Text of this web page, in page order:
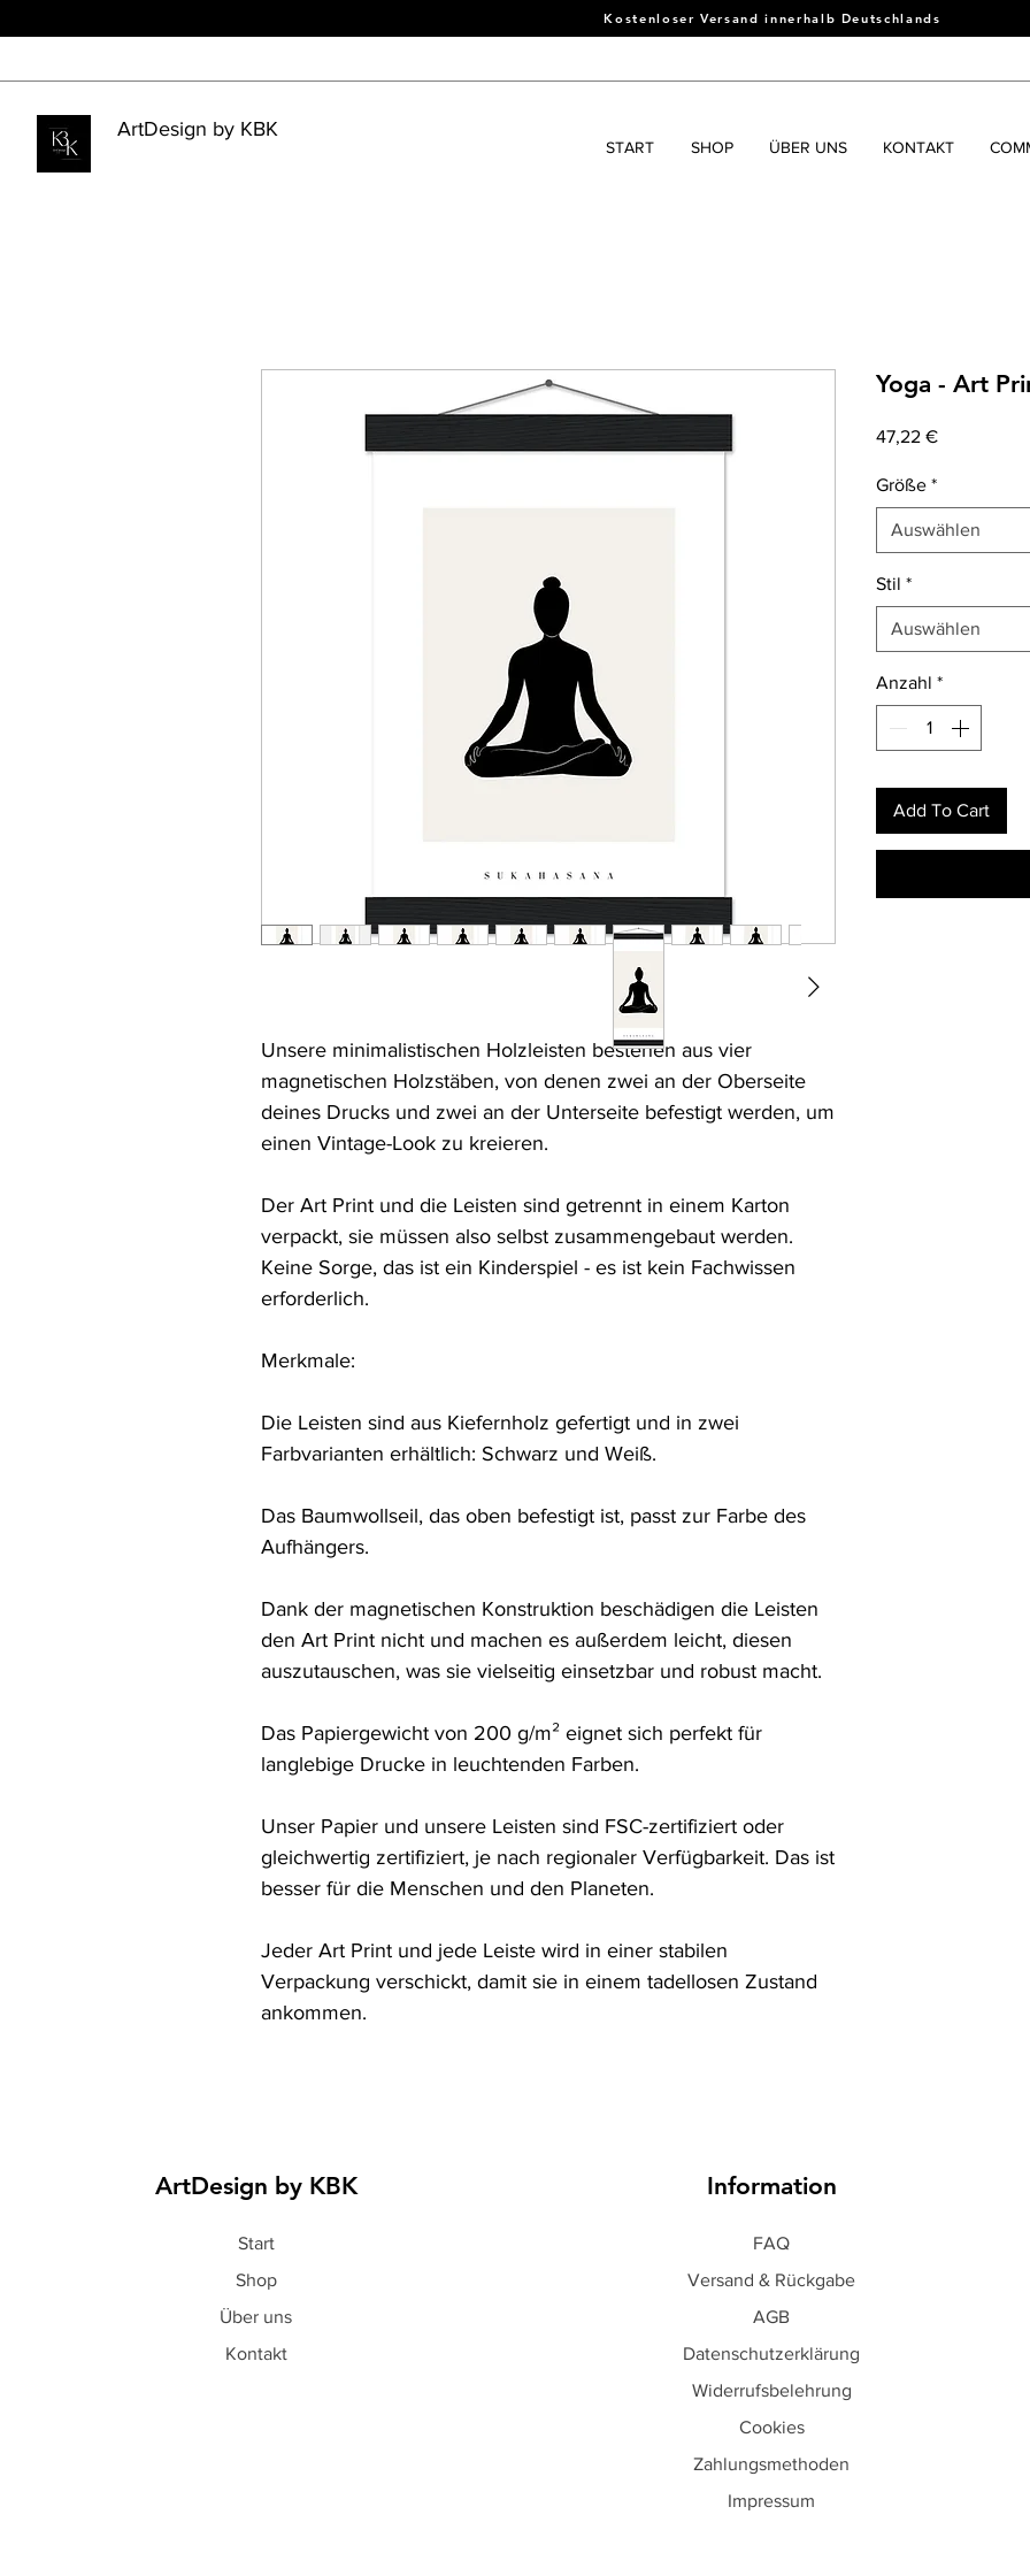
Kostenloser Versand innerhalb Deutschlands
ArtDesign by KBK
START SHOP ÜBER UNS KONTAKT
Unsere minimalistischen Holzleisten bestehen aus vier
magnetischen Holzstäben, von denen zwei an der Oberseite
deines Drucks und zwei an der Unterseite befestigt werden, um
einen Vintage-Look zu kreieren.
Der Art Print und die Leisten sind getrennt in einem Karton
verpackt, sie müssen also selbst zusammengebaut werden.
Keine Sorge, das ist ein Kinderspiel - es ist kein Fachwissen
erforderlich.
Merkmale:
Die Leisten sind aus Kiefernholz gefertigt und in zwei
Farbvarianten erhältlich: Schwarz und Weiß.
Das Baumwollseil, das oben befestigt ist, passt zur Farbe des
Aufhängers.
Dank der magnetischen Konstruktion beschädigen die Leisten
den Art Print nicht und machen es außerdem leicht, diesen
auszutauschen, was sie vielseitig einsetzbar und robust macht.
Das Papiergewicht von 200 g/m² eignet sich perfekt für
langlebige Drucke in leuchtenden Farben.
Unser Papier und unsere Leisten sind FSC-zertifiziert oder
gleichwertig zertifiziert, je nach regionaler Verfügbarkeit. Das ist
besser für die Menschen und den Planeten.
Jeder Art Print und jede Leiste wird in einer stabilen
Verpackung verschickt, damit sie in einem tadellosen Zustand
ankommen.
Yoga - Art
47,22 €Preis
Größe *
Auswählen
Stil *
Auswählen
Anzahl *
Add To Cart
ArtDesign by KBK
Start
Shop
Über uns
Kontakt
Information
FAQ
Versand & Rückgabe
AGB
Datenschutzerklärung
Widerrufsbelehrung
Cookies
Zahlungsmethoden
Impressum